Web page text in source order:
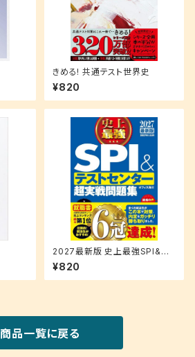
きめる! 共通テスト世界史
¥820
2027最新版 史上最強SPI&テ
ストセンター超実戦問題集
¥820
商品一覧に戻る